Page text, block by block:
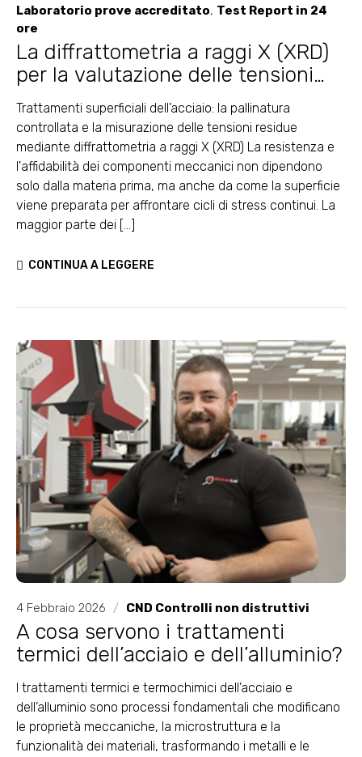
Laboratorio prove accreditato, Test Report in 24
ore
La diffrattometria a raggi X (XRD)
per la valutazione delle tensioni
residue post pallinatura controllata
Trattamenti superficiali dell’acciaio: la pallinatura
controllata e la misurazione delle tensioni residue
mediante diffrattometria a raggi X (XRD) La resistenza e
l'affidabilità dei componenti meccanici non dipendono
solo dalla materia prima, ma anche da come la superficie
viene preparata per affrontare cicli di stress continui. La
maggior parte dei [...]
CONTINUA A LEGGERE
4 Febbraio 2026 / CND Controlli non distruttivi
A cosa servono i trattamenti
termici dell’acciaio e dell’alluminio?
I trattamenti termici e termochimici dell’acciaio e
dell’alluminio sono processi fondamentali che modificano
le proprietà meccaniche, la microstruttura e la
funzionalità dei materiali, trasformando i metalli e le